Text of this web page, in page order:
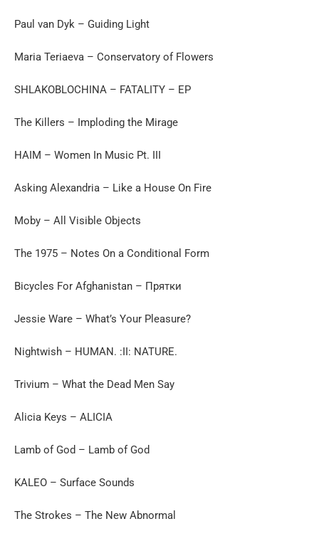
Paul van Dyk – Guiding Light
Maria Teriaeva – Conservatory of Flowers
SHLAKOBLOCHINA – FATALITY – EP
The Killers – Imploding the Mirage
HAIM – Women In Music Pt. III
Asking Alexandria – Like a House On Fire
Moby – All Visible Objects
The 1975 – Notes On a Conditional Form
Bicycles For Afghanistan – Прятки
Jessie Ware – What’s Your Pleasure?
Nightwish – HUMAN. :II: NATURE.
Trivium – What the Dead Men Say
Alicia Keys – ALICIA
Lamb of God – Lamb of God
KALEO – Surface Sounds
The Strokes – The New Abnormal